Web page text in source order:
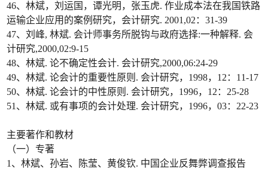
46、林斌，刘运国，谭光明，张玉虎. 作业成本法在我国铁路
运输企业应用的案例研究，会计研究. 2001,02：31-39
47、刘峰, 林斌. 会计师事务所脱钩与政府选择:一种解释. 会
计研究,2000,02:9-15
48、林斌. 论不确定性会计. 会计研究,2000,06:24-29
49、林斌. 论会计的重要性原则. 会计研究，1998，12：11-17
50、林斌. 论会计的中性原则. 会计研究，1996，12：25-28
51、林斌. 或有事项的会计处理. 会计研究，1996，03：22-23
主要著作和教材
（一）专著
1、林斌、孙岩、陈莹、黄俊钦. 中国企业反舞弊调查报告